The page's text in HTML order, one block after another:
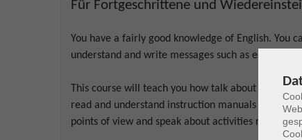
Für Fortgeschrittene und
You have a fairly good knowledge of English. You
understand and write messages such as e-mails
This course will teach you how talk about
read and understand instruction manuals for
points of view and speak about activities related